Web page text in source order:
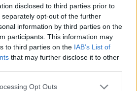
disclosed to third parties prior to
opt-out of the further
information by third parties on the
participants. This information may
to third parties on the IAB’s List of
that may further disclose it to other
app uses one or more Google
Opt Outs